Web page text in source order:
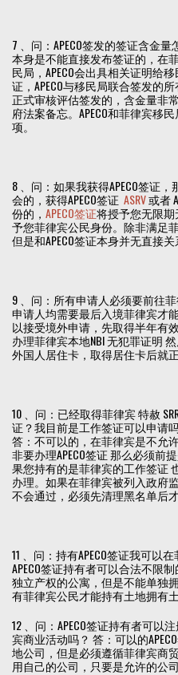
7 、问：APECO签发的签证含金
本身是不能直接发布签证的，在
民局，APECO会出具相关证明给
证，APECO与移民局联合签发的
正式审核评估签发的，含金量非
府法案备忘。APECO和菲律宾移
项。
8 、问：如果我获得APECO签
会的，获得APECO签证 ASRV或者
份的， APECO签证将授予您无限
予您菲律宾公民身份。除非满足
但是和APECO签证本身并无直接关
9 、问：所有申请人必须要前往
申请人均需要最后入境菲律宾才
以接受境外申请，先取得半年有
办理菲律宾本地NBI 无犯罪证明
外国人居住卡，取得居住卡后就
10 、问：已经取得菲律宾 特赦
证？我目前是工作签证可以申请
答：不可以的，在菲律宾是不允
非要办理APECO签证 那么必须前
果您持有的是菲律宾的工作签证
办理。如果在菲律宾被列入政府
不会通过，必须先清理黑名单后才
11 、问：持有APECO签证我可以
APECO签证持有者可以合法不限
独立产权的公寓，但是不能单独
有菲律宾公民才能持有土地拥有
12 、问：APECO签证持有者可
宾商业活动吗？ 答：可以的
地公司，但是必须遵循菲律宾商
用自己的公司，只要是允许的公